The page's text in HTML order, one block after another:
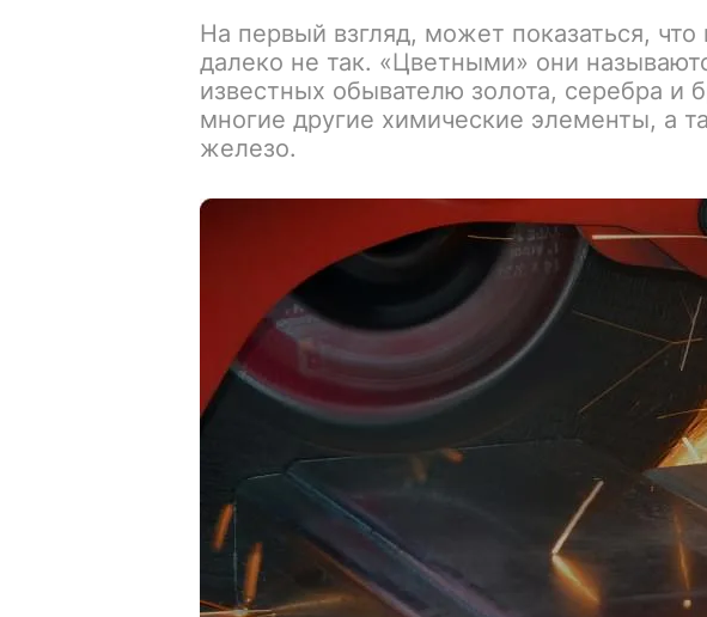
На первый взгляд, может показаться,
далеко не так. «Цветными» они
известных обывателю золота, серебра
многие другие химические элементы, а
железо.